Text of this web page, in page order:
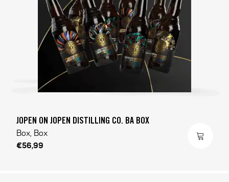
JOPEN ON JOPEN DISTILLING CO. BA BOX
Box, Box
€56,99